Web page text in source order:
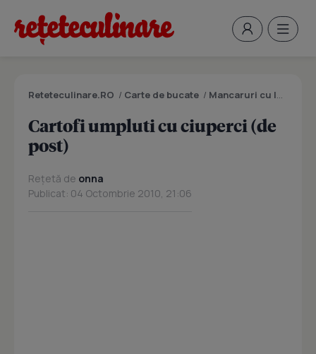
Reteteculinare.RO / Carte de bucate / Mancaruri cu legume si zarzavaturi
Cartofi umpluti cu ciuperci (de
post)
Rețetă de onna
Publicat: 04 Octombrie 2010, 21:06